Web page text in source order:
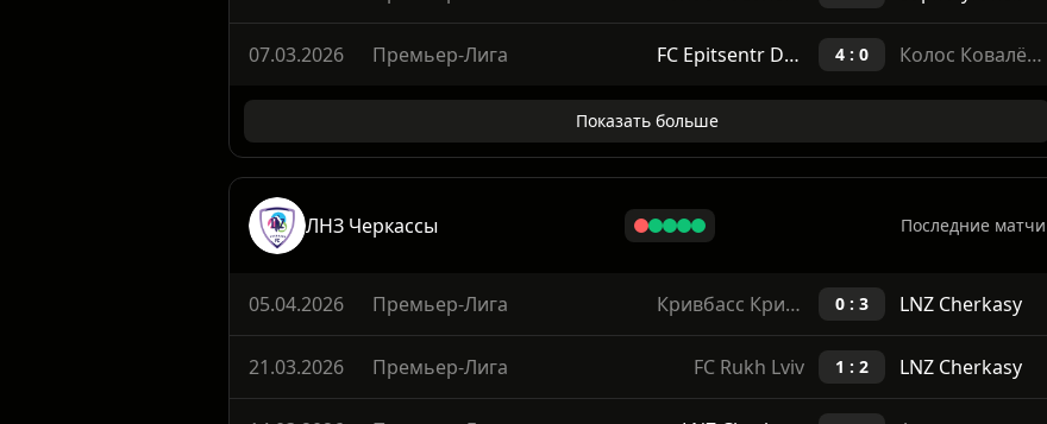
0 : 1
1 : 1
07.03.2026 Премьер-Лига FC Epitsentr Dunaivtsi 4 : 0 Колос Ковалёвка
Показать больше
ЛНЗ Черкассы Последние матчи
0 : 3